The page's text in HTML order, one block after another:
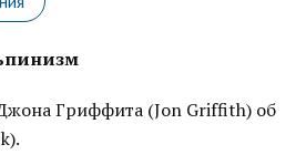
Гриффита (Jon Griffith) об